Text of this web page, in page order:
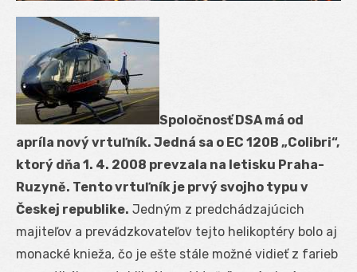
Spoločnosť DSA má od
apríla nový vrtuľník. Jedná sa o EC 120B „Colibri“,
ktorý dňa 1. 4. 2008 prevzala na letisku Praha-
Ruzyně. Tento vrtuľník je prvý svojho typu v
Českej republike. Jedným z predchádzajúcich
majiteľov a prevádzkovateľov tejto helikoptéry bolo aj
monacké knieža, čo je ešte stále možné vidieť z farieb